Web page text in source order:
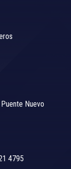
Nuevo
4795